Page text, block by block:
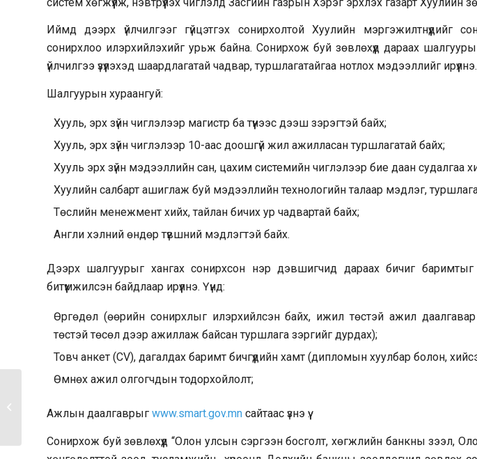
Иймд дээрх үйлчилгээг гүйцэтгэх сонирхолтой Хуулийн мэргэжилтнүүдийг
сонирхлоо илэрхийлэхийг урьж байна. Сонирхож буй зөвлөхүүд дараах
үйлчилгээ үзүүлэхэд шаардлагатай чадвар, туршлагатайгаа нотлох мэдээллийг ирүүлнэ.
Шалгуурын хураангуй:
Хууль, эрх зүйн чиглэлээр магистр ба түүнээс дээш зэрэгтэй байх;
Хууль, эрх зүйн чиглэлээр 10-аас доошгүй жил ажилласан туршлагатай байх;
Хууль эрх зүйн мэдээллийн сан, цахим системийн чиглэлээр бие даан судалгаа
Хуулийн салбарт ашиглаж буй мэдээллийн технологийн талаар мэдлэг,
Төслийн менежмент хийх, тайлан бичих ур чадвартай байх;
Англи хэлний өндөр түвшний мэдлэгтэй байх.
Дээрх шалгуурыг хангах сонирхсон нэр дэвшигчид дараах бичиг баримтыг
битүүмжилсэн байдлаар ирүүлнэ. Үүнд:
Өргөдөл (өөрийн сонирхлыг илэрхийлсэн байх, ижил төстэй ажил
төстэй төсөл дээр ажиллаж байсан туршлага зэргийг дурдах);
Товч анкет (CV), дагалдах баримт бичгүүдийн хамт (дипломын хуулбар болон,
Өмнөх ажил олгогчдын тодорхойлолт;
Ажлын даалгаврыг www.smart.gov.mn сайтаас үзнэ үү.
Сонирхож буй зөвлөхүүд “Олон улсын сэргээн босголт, хөгжлийн банкны зээл,
ЗӨВЛӨХ ҮЙЛЧИЛГЭЭНД...